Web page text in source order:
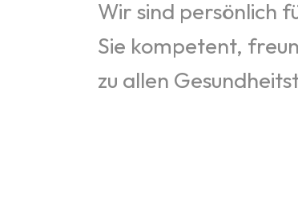
Wir sind persönlich
Sie kompetent,
zu allen